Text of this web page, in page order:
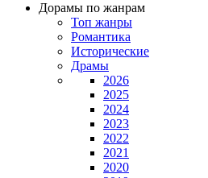
Дорамы по жанрам
Топ жанры
Романтика
Исторические
Драмы
2026
2025
2024
2023
2022
2021
2020